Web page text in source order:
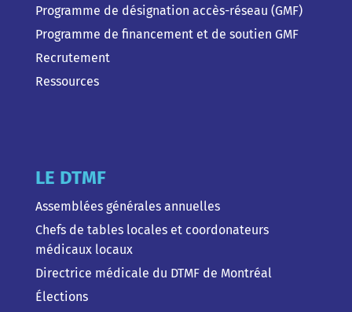
Programme de désignation accès-réseau (GMF)
Programme de financement et de soutien GMF
Recrutement
Ressources
LE DTMF
Assemblées générales annuelles
Chefs de tables locales et coordonateurs
médicaux locaux
Directrice médicale du DTMF de Montréal
Élections